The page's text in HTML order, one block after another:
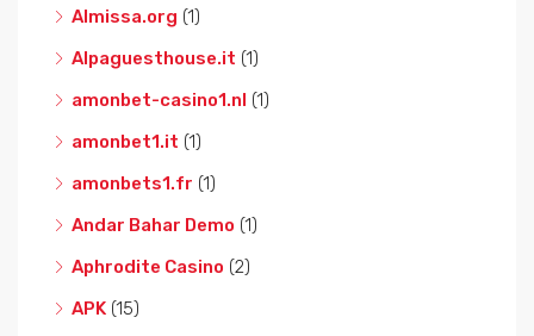
Almissa.org (1)
Alpaguesthouse.it (1)
amonbet-casino1.nl (1)
amonbet1.it (1)
amonbets1.fr (1)
Andar Bahar Demo (1)
Aphrodite Casino (2)
APK (15)